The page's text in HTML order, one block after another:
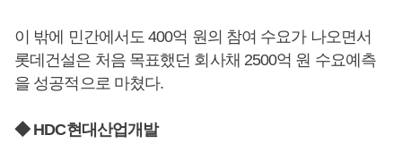
이 밖에 민간에서도 400억 원의 참여 수요가 나오면서
롯데건설은 처음 목표했던 회사채 2500억 원 수요예측
을 성공적으로 마쳤다.
◆ HDC현대산업개발